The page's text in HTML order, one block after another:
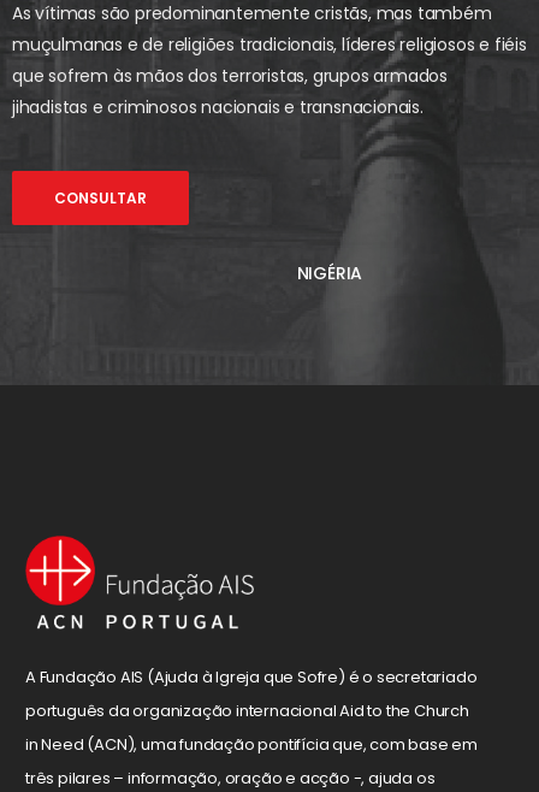
As vítimas são predominantemente cristãs, mas também
muçulmanas e de religiões tradicionais, líderes religiosos e fiéis
que sofrem às mãos dos terroristas, grupos armados
jihadistas e criminosos nacionais e transnacionais.
CONSULTAR
NIGÉRIA
A Fundação AIS (Ajuda à Igreja que Sofre) é o secretariado
português da organização internacional Aid to the Church
in Need (ACN), uma fundação pontifícia que, com base em
três pilares – informação, oração e acção -, ajuda os